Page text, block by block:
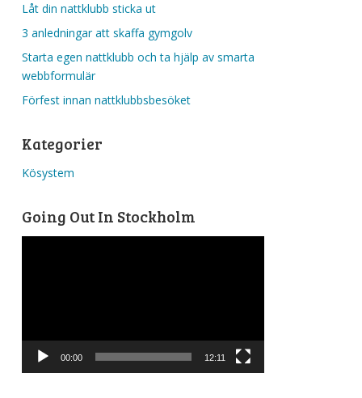
Låt din nattklubb sticka ut
3 anledningar att skaffa gymgolv
Starta egen nattklubb och ta hjälp av smarta
webbformulär
Förfest innan nattklubbsbesöket
Kategorier
Kösystem
Going Out In Stockholm
00:00 12:11